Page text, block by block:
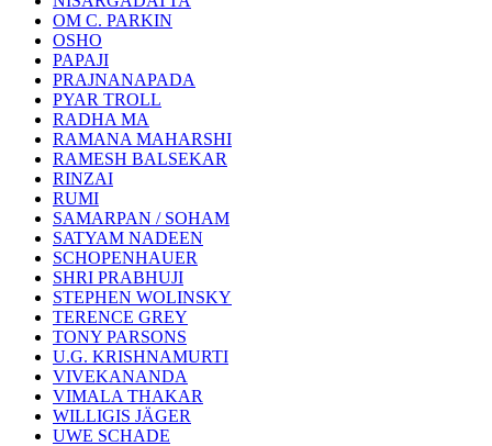
OM C. PARKIN
OSHO
PAPAJI
PRAJNANAPADA
PYAR TROLL
RADHA MA
RAMANA MAHARSHI
RAMESH BALSEKAR
RINZAI
RUMI
SAMARPAN / SOHAM
SATYAM NADEEN
SCHOPENHAUER
SHRI PRABHUJI
STEPHEN WOLINSKY
TERENCE GREY
TONY PARSONS
U.G. KRISHNAMURTI
VIVEKANANDA
VIMALA THAKAR
WILLIGIS JÄGER
UWE SCHADE